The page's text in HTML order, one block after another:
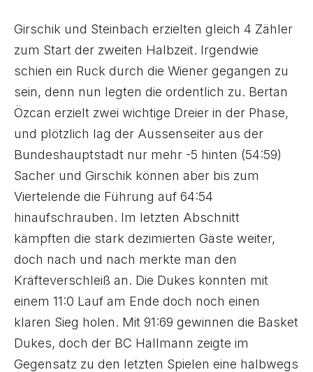
Girschik und Steinbach erzielten gleich 4 Zähler
zum Start der zweiten Halbzeit. Irgendwie
schien ein Ruck durch die Wiener gegangen zu
sein, denn nun legten die ordentlich zu. Bertan
Özcan erzielt zwei wichtige Dreier in der Phase,
und plötzlich lag der Aussenseiter aus der
Bundeshauptstadt nur mehr -5 hinten (54:59)
Sacher und Girschik können aber bis zum
Viertelende die Führung auf 64:54
hinaufschrauben. Im letzten Abschnitt
kämpften die stark dezimierten Gäste weiter,
doch nach und nach merkte man den
Kräfteverschleiß an. Die Dukes konnten mit
einem 11:0 Lauf am Ende doch noch einen
klaren Sieg holen. Mit 91:69 gewinnen die Basket
Dukes, doch der BC Hallmann zeigte im
Gegensatz zu den letzten Spielen eine halbwegs